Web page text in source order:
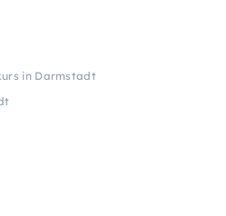
in Darmstadt